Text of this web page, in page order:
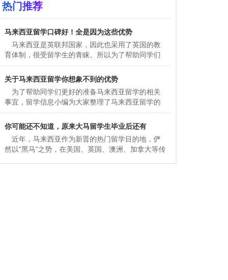
热门推荐
马来西亚留学口碑好！全是因为这些优势
马来西亚是英联邦国家，因此也采用了英国的教
育体制，很受留学生的青睐。所以为了帮助同学们
更好的准备马来西亚留学的相关事宜，留学信息小
编为大家总结了马来西亚留学
关于马来西亚留学你想象不到的优势
为了帮助同学们更好的准备马来西亚留学的相关
事宜，留学信息小编为大家整理了马来西亚留学的
优势分析，希望对同学们有所帮助噢。 环境优
势 马来西亚气候宜人，温
你可能还不知道，原来大马留学生毕业后还有
近年，马来西亚作为新晋的热门留学目的地，俨
然以"黑马"之势，在美国、英国、澳洲、加拿大等传